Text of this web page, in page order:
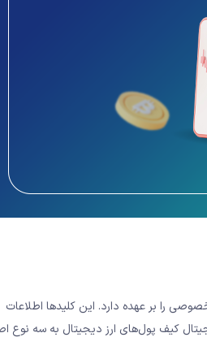
را بر عهده دارد. این کلیدها اطلاعات
کیف پول‌های ارز دیجیتال به سه نوع